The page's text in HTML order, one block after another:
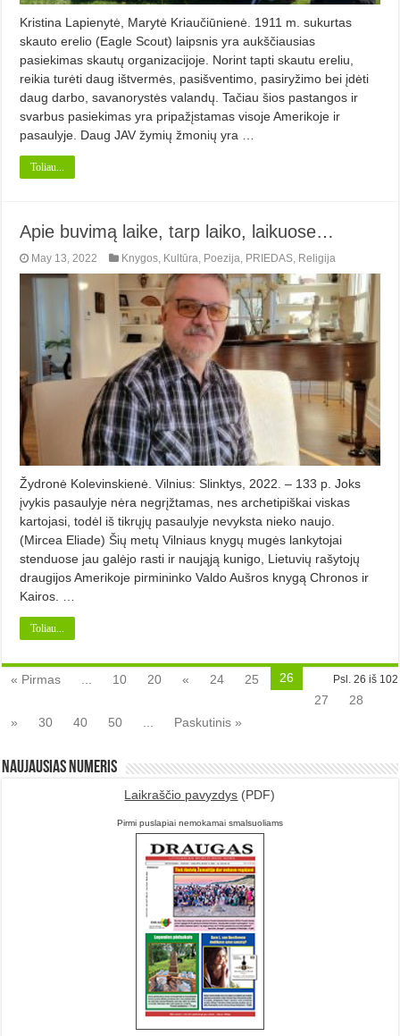
Kristina Lapienytė, Marytė Kriaučiūnienė. 1911 m. sukurtas
skauto erelio (Eagle Scout) laipsnis yra aukščiausias
pasiekimas skautų organizacijoje. Norint tapti skautu ereliu,
reikia turėti daug ištvermės, pasišventimo, pasiryžimo bei įdėti
daug darbo, savanorystės valandų. Tačiau šios pastangos ir
svarbus pasiekimas yra pripažįstamas visoje Amerikoje ir
pasaulyje. Daug JAV žymių žmonių yra …
Toliau...
Apie buvimą laike, tarp laiko, laikuose…
May 13, 2022 Knygos, Kultūra, Poezija, PRIEDAS, Religija
Žydronė Kolevinskienė. Vilnius: Slinktys, 2022. – 133 p. Joks
įvykis pasaulyje nėra negrįžtamas, nes archetipiškai viskas
kartojasi, todėl iš tikrųjų pasaulyje nevyksta nieko naujo.
(Mircea Eliade) Šių metų Vilniaus knygų mugės lankytojai
stenduose jau galėjo rasti ir naująją kunigo, Lietuvių rašytojų
draugijos Amerikoje pirmininko Valdo Aušros knygą Chronos ir
Kairos. …
Toliau...
Psl. 26 iš 102
« Pirmas 10 20 « 24 25
26
27
28
»
30 40 50 Paskutinis »
Naujausias numeris
Laikraščio pavyzdys (PDF)
Pirmi puslapiai nemokamai smalsuoliams